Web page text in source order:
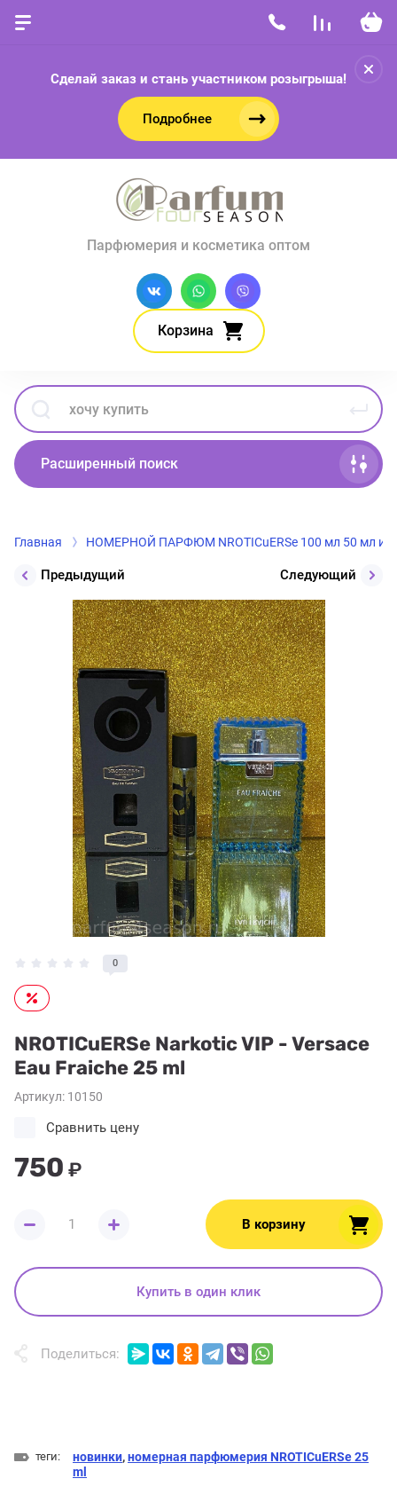
Сделай заказ и стань участником розыгрыша!
Подробнее
Парфюмерия и косметика оптом
Корзина
Расширенный поиск
Главная НОМЕРНОЙ ПАРФЮМ NROTICuERSe 100 мл 50 мл и
Предыдущий Следующий
0
NROTICuERSe Narkotic VIP - Versace
Eau Fraiche 25 ml
Артикул: 10150
750 ₽
Сравнить цену
В корзину
Купить в один клик
Поделиться:
теги: новинки,номерная парфюмерия NROTICuERSe 25
ml